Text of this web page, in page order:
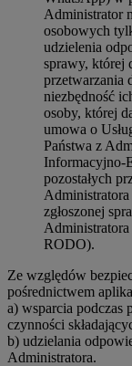
Administrator
osobowych
udzielenia
sprawy, której
przetwarzania
niezbędność
osoby, której
umowa o
Państwa z
Informacyjno-
pozostałych
zgłoszonej
Administratora
RODO).
Ze względów
pośrednictwem
a) wsparcia podczas
czynności
b) udzielania
Administratora.